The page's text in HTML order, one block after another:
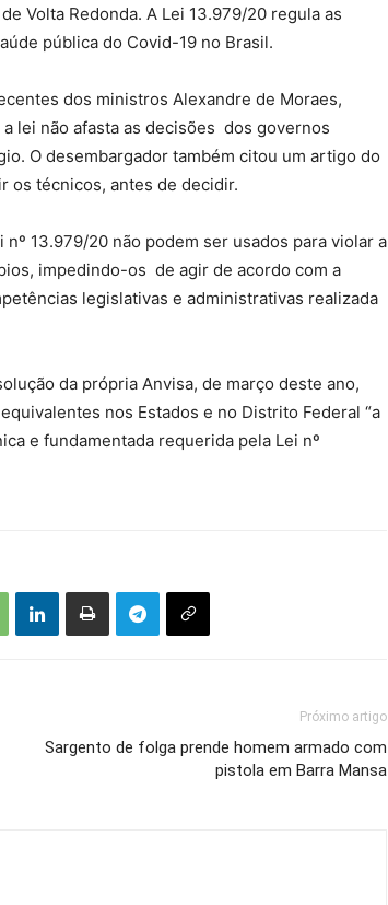
Volta Redonda. A Lei 13.979/20 regula as
pública do Covid-19 no Brasil.
dos ministros Alexandre de Moraes,
lei não afasta as decisões dos governos
O desembargador também citou um artigo do
os técnicos, antes de decidir.
13.979/20 não podem ser usados para violar a
impedindo-os de agir de acordo com a
legislativas e administrativas realizada
da própria Anvisa, de março deste ano,
nos Estados e no Distrito Federal “a
e fundamentada requerida pela Lei nº
Próximo artigo
Sargento de folga prende homem armado com
pistola em Barra Mansa